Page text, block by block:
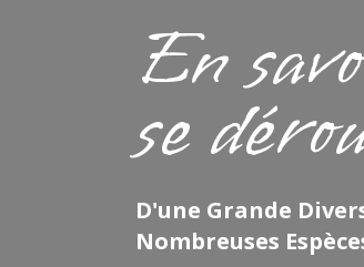
En
se
D'une Grande
Nombreuses